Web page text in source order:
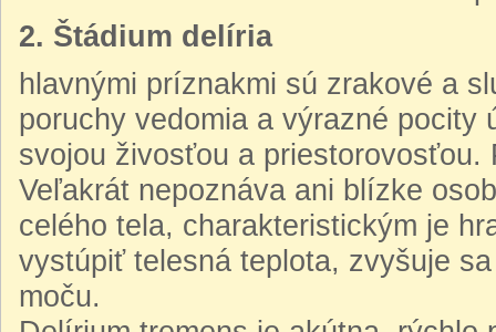
2. Štádium delíria
hlavnými príznakmi sú zrakové a
poruchy vedomia a výrazné
svojou živosťou a
Veľakrát nepoznáva ani blízke
celého tela, charakteristickým je
vystúpiť telesná teplota, zvyšuje
moču.